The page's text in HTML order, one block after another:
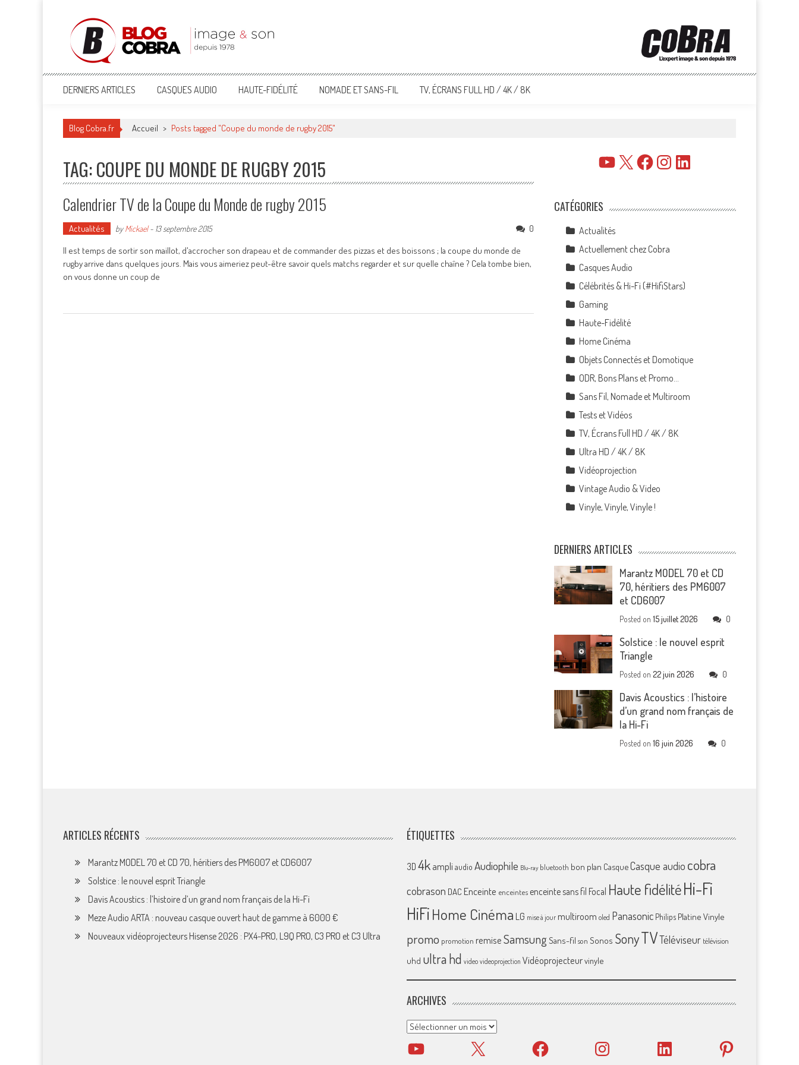
Blog Cobra
Toute l'actu Image & Son !
DERNIERS ARTICLES CASQUES AUDIO HAUTE-FIDÉLITÉ NOMADE ET SANS-FIL TV, ÉCRANS FULL HD / 4K / 8K
Blog Cobra.fr Accueil > Posts tagged "Coupe du monde de rugby 2015"
TAG: COUPE DU MONDE DE RUGBY 2015
Calendrier TV de la Coupe du Monde de rugby 2015
Actualités byMickael- 13 septembre 2015
0
Il est temps de sortir son maillot, d'accrocher son drapeau et de commander des pizzas et des boissons ; la coupe du monde de
rugby arrive dans quelques jours. Mais vous aimeriez peut-être savoir quels matchs regarder et sur quelle chaîne ? Cela tombe bien,
on vous donne un coup de
YouTube
X FacebookInstagramLinkedIn
CATÉGORIES
Actualités
Actuellement chez Cobra
Casques Audio
Célébrités & Hi-Fi (#HifiStars)
Gaming
Haute-Fidélité
Home Cinéma
Objets Connectés et Domotique
ODR, Bons Plans et Promo…
Sans Fil, Nomade et Multiroom
Tests et Vidéos
TV, Écrans Full HD / 4K / 8K
Ultra HD / 4K / 8K
Vidéoprojection
Vintage Audio & Video
Vinyle, Vinyle, Vinyle !
DERNIERS ARTICLES
Marantz MODEL 70 et CD
70, héritiers des PM6007
et CD6007
Posted on15 juillet 2026 0
Solstice : le nouvel esprit
Triangle
Posted on22 juin 2026 0
Davis Acoustics : l’histoire
d’un grand nom français de
la Hi-Fi
Posted on16 juin 2026 0
ARTICLES RÉCENTS
Marantz MODEL 70 et CD 70, héritiers des PM6007 et CD6007
Solstice : le nouvel esprit Triangle
Davis Acoustics : l’histoire d’un grand nom français de la Hi-Fi
Meze Audio ARTA : nouveau casque ouvert haut de gamme à 6000 €
Nouveaux vidéoprojecteurs Hisense 2026 : PX4-PRO, L9Q PRO, C3 PRO et C3 Ultra
ÉTIQUETTES
3D 4k ampliaudio Audiophile Blu-ray bluetooth bon plan CasqueCasque audio cobra
cobrason DAC Enceinte enceintes enceinte sans fil Focal Haute fidélitéHi-Fi
HiFiHome Cinéma LG mise à jour multiroom oled Panasonic Philips Platine Vinyle
promo promotion remiseSamsungSans-fil son Sonos SonyTVTéléviseur télévision
uhd ultra hd video videoprojection Vidéoprojecteurvinyle
ARCHIVES
Archives
YouTube X Facebook Instagram LinkedIn Pinterest